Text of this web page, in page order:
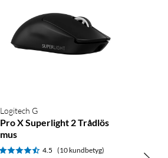
Logitech G
Pro X Superlight 2 Trådlös
mus
4.5 (10 kundbetyg)